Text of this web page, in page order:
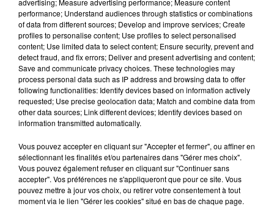
Ces dernières semaines, sa santé s'était dégradée. Le
chanteur, son épouse Laeticia et leurs filles Joy et Jade
avaient quitté Los Angeles, où ils vivaient à l'année, pour
s'installer dans leur maison du parc de Marnes-la-Coquette.
Hospitalisé le 13 novembre pour détresse respiratoire, le
chanteur avait retrouvé son domicile quelques jours plus
tard. Sa famille et ses amis se montraient optimistes sur le
prochain rétablissement de Johnny. Sur le compte Twitter de
l'artiste et de ses proches, des nouvelles rassurantes étaient
publiées régulièrement. En plus de l'album hommage «On a
tous quelque chose de Johnny» qu'il avait approuvé, il
préparait son nouvel album studio, toujours avec le chanteur
Yodelice et une nouvelle tournée pour 2018.
advertising; Measure advertising performance; Measure content
performance; Understand audiences through statistics or combinations
of data from different sources; Develop and improve services; Create
profiles to personalise content; Use profiles to select personalised
content; Use limited data to select content; Ensure security, prevent and
detect fraud, and fix errors; Deliver and present advertising and content;
Save and communicate privacy choices. These technologies may
process personal data such as IP address and browsing data to offer
following functionalities: Identify devices based on information actively
requested; Use precise geolocation data; Match and combine data from
other data sources; Link different devices; Identify devices based on
information transmitted automatically.
Vous pouvez accepter en cliquant sur "Accepter et fermer", ou affiner en
sélectionnant les finalités et/ou partenaires dans "Gérer mes choix".
Vous pouvez également refuser en cliquant sur "Continuer sans
accepter". Vos préférences ne s'appliqueront que pour ce site. Vous
pouvez mettre à jour vos choix, ou retirer votre consentement à tout
moment via le lien "Gérer les cookies" situé en bas de chaque page.